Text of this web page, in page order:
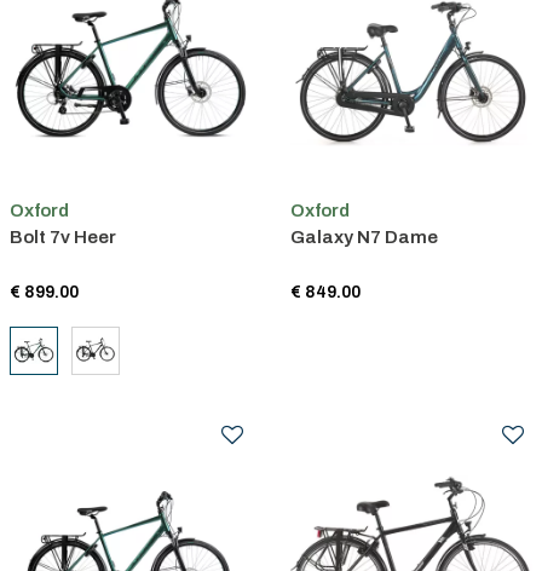
Oxford
Bolt 7v Heer
€ 899.00
Oxford
Galaxy N7 Dame
€ 849.00